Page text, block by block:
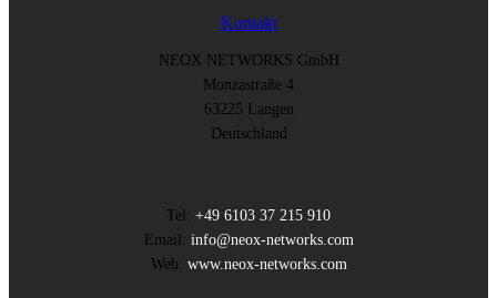
Kontakt
NEOX NETWORKS GmbH
Monzastraße 4
63225 Langen
Deutschland
Tel: +49 6103 37 215 910
Email: info@neox-networks.com
Web: www.neox-networks.com